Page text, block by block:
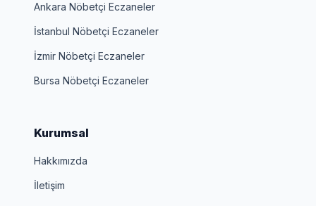
Ankara Nöbetçi Eczaneler
İstanbul Nöbetçi Eczaneler
İzmir Nöbetçi Eczaneler
Bursa Nöbetçi Eczaneler
Kurumsal
Hakkımızda
İletişim